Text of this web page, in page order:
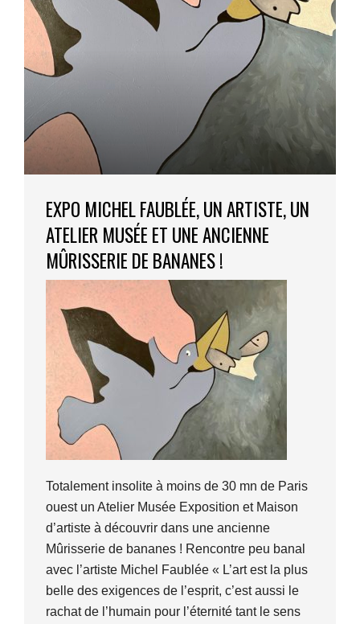
EXPO MICHEL FAUBLÉE, UN ARTISTE, UN
ATELIER MUSÉE ET UNE ANCIENNE
MÛRISSERIE DE BANANES !
Totalement insolite à moins de 30 mn de Paris
ouest un Atelier Musée Exposition et Maison
d’artiste à découvrir dans une ancienne
Mûrisserie de bananes ! Rencontre peu banal
avec l’artiste Michel Faublée « L’art est la plus
belle des exigences de l’esprit, c’est aussi le
rachat de l’humain pour l’éternité tant le sens